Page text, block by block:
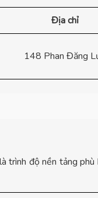
Địa chỉ
148 Phan Đăng
độ nền tảng